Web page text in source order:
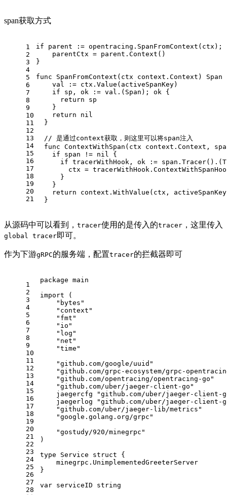
span获取方式
1
2
3
4
5
6
7
8
9
10
11
12
13
14
15
16
17
18
19
20
21
if parent :=
    parentCtx = parent.Context()
}
func
SpanFromContext (ctx context.Context)
Span
    val := ctx.Value(activeSpanKey)
if sp, ok := val.(Span); ok {
return sp
    }
return
nil
  }
// 是通过context获取，则这里可以将span注入
func ContextWithSpan (ctx context.Context,
if span != nil
{
if tracerWithHook, ok :=
ctx =
      }
    }
return context.WithValue(ctx,
  }
从源码中可以看到， tracer使用的是传入的tracer ，这里传入
global tracer即可。
作为下游gRPC的服务端，配置tracer的拦截器即可
1
2
3
4
5
6
7
8
9
10
11
12
13
14
15
16
17
18
19
20
21
22
23
24
25
26
27
28
package main
import (
"bytes"
"context"
"fmt"
"io"
"log"
"net"
"time"
"github.com/google/uuid"
"github.com/grpc-ecosystem/grpc-
"github.com/opentracing/opentracing-go"
"github.com/uber/jaeger-client-go"
    jaegercfg
"github.com/uber/jaeger-client-
    jaegerlog
"github.com/uber/jaeger-client-
"github.com/uber/jaeger-lib/metrics"
"google.golang.org/grpc"
"gostudy/920/minegrpc"
)
type Service struct {
    minegrpc.UnimplementedGreeterServer
}
var serviceID string